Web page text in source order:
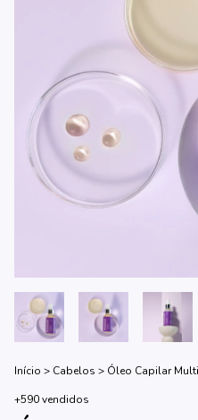
Início > Cabelos > Óleo Capilar
+590 vendidos